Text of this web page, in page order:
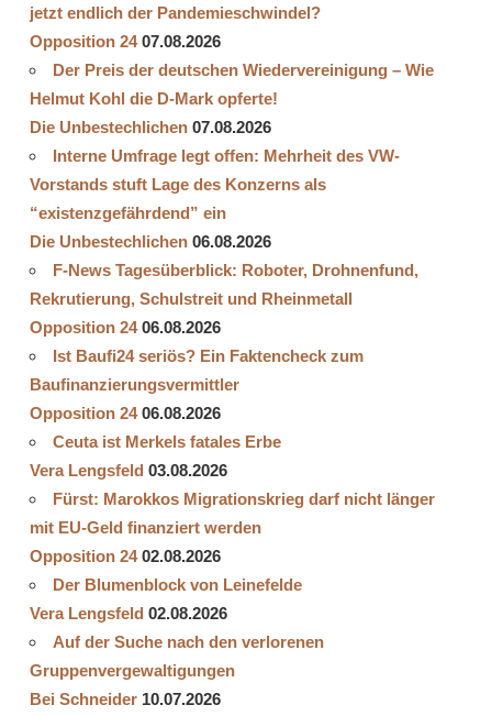
jetzt endlich der Pandemieschwindel?
Opposition 24 07.08.2026
Der Preis der deutschen Wiedervereinigung – Wie
Helmut Kohl die D‑Mark opferte!
Die Unbestechlichen 07.08.2026
Interne Umfrage legt offen: Mehrheit des VW-
Vorstands stuft Lage des Konzerns als
“existenzgefährdend” ein
Die Unbestechlichen 06.08.2026
F-News Tagesüberblick: Roboter, Drohnenfund,
Rekrutierung, Schulstreit und Rheinmetall
Opposition 24 06.08.2026
Ist Baufi24 seriös? Ein Faktencheck zum
Baufinanzierungsvermittler
Opposition 24 06.08.2026
Ceuta ist Merkels fatales Erbe
Vera Lengsfeld 03.08.2026
Fürst: Marokkos Migrationskrieg darf nicht länger
mit EU-Geld finanziert werden
Opposition 24 02.08.2026
Der Blumenblock von Leinefelde
Vera Lengsfeld 02.08.2026
Auf der Suche nach den verlorenen
Gruppenvergewaltigungen
Bei Schneider 10.07.2026